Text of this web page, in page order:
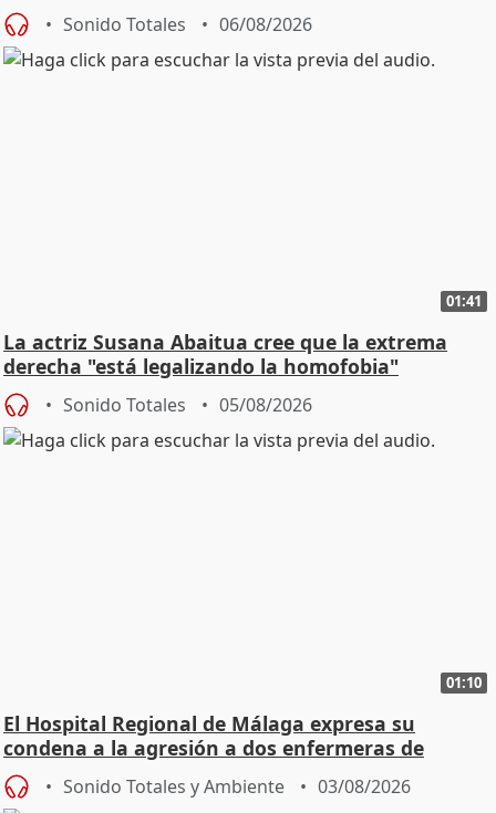
Sonido Totales 06/08/2026
01:41
La actriz Susana Abaitua cree que la extrema
derecha "está legalizando la homofobia"
Sonido Totales 05/08/2026
01:10
El Hospital Regional de Málaga expresa su
condena a la agresión a dos enfermeras de
Urgencias
Sonido Totales y Ambiente 03/08/2026